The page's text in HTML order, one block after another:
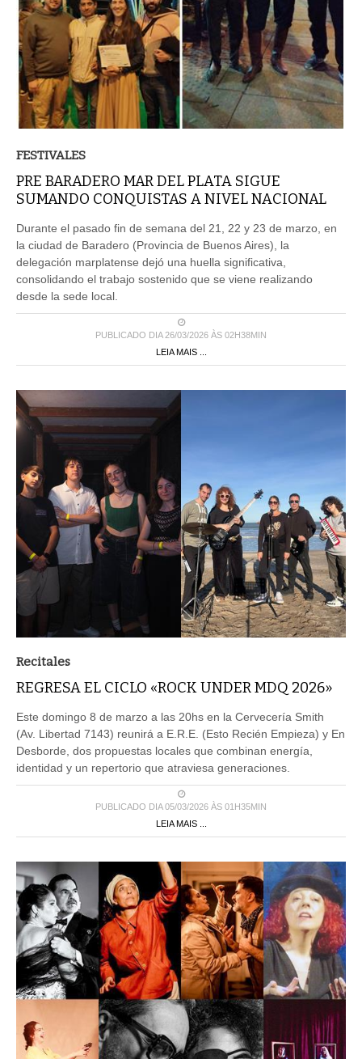
FESTIVALES
PRE BARADERO MAR DEL PLATA SIGUE
SUMANDO CONQUISTAS A NIVEL NACIONAL
Durante el pasado fin de semana del 21, 22 y 23 de marzo, en
la ciudad de Baradero (Provincia de Buenos Aires), la
delegación marplatense dejó una huella significativa,
consolidando el trabajo sostenido que se viene realizando
desde la sede local.
PUBLICADO DIA 26/03/2026 ÀS 02H38MIN
LEIA MAIS ...
Recitales
REGRESA EL CICLO «ROCK UNDER MDQ 2026»
Este domingo 8 de marzo a las 20hs en la Cervecería Smith
(Av. Libertad 7143) reunirá a E.R.E. (Esto Recién Empieza) y En
Desborde, dos propuestas locales que combinan energía,
identidad y un repertorio que atraviesa generaciones.
PUBLICADO DIA 05/03/2026 ÀS 01H35MIN
LEIA MAIS ...